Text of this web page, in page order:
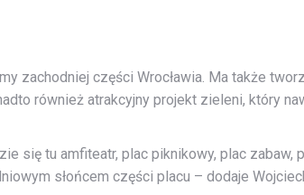
zachodniej części Wrocławia. Ma także
również atrakcyjny projekt zieleni, który
tu amfiteatr, plac piknikowy, plac zabaw,
słońcem części placu – dodaje